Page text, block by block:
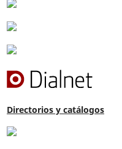
Directorios y catálogos